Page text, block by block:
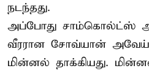
நடந்தது.
அப்போது சாம்கொல்ட்ஸ்
வீரரான சோவ்யான் அவேய்
மின்னல் தாக்கியது.